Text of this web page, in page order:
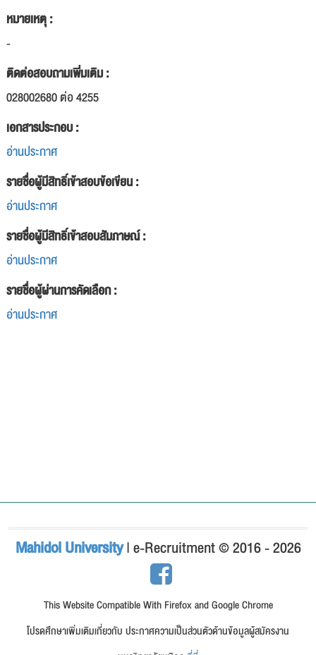
หมายเหตุ :
-
ติดต่อสอบถามเพิ่มเติม :
028002680 ต่อ 4255
เอกสารประกอบ :
อ่านประกาศ
รายชื่อผู้มีสิทธิ์เข้าสอบข้อเขียน :
อ่านประกาศ
รายชื่อผู้มีสิทธิ์เข้าสอบสัมภาษณ์ :
อ่านประกาศ
รายชื่อผู้ผ่านการคัดเลือก :
อ่านประกาศ
Mahidol University| e-Recruitment © 2016 - 2026
This Website Compatible With Firefox and Google Chrome
โปรดศึกษาเพิ่มเติมเกี่ยวกับ ประกาศความเป็นส่วนตัวด้านข้อมูลผู้สมัครงาน